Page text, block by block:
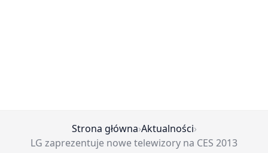
Strona główna›Aktualności›
LG zaprezentuje nowe telewizory na CES 2013